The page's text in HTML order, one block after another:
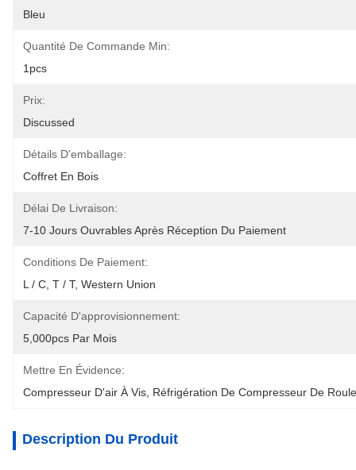
Bleu
Quantité De Commande Min:
1pcs
Prix:
Discussed
Détails D'emballage:
Coffret En Bois
Délai De Livraison:
7-10 Jours Ouvrables Après Réception Du Paiement
Conditions De Paiement:
L / C, T / T, Western Union
Capacité D'approvisionnement:
5,000pcs Par Mois
Mettre En Évidence:
Compresseur D'air À Vis Réfrigération De Compresseur De
Description Du Produit